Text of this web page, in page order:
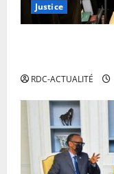
Justice
RDC-ACTUALITÉ